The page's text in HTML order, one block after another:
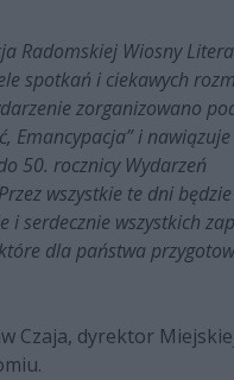
Radomskiej Wiosny
spotkań i ciekawych
zorganizowano
Emancypacja” i nawiązuje
50. rocznicy Wydarzeń
wszystkie te dni
i serdecznie wszystkich
dla państwa
Czaja, dyrektor